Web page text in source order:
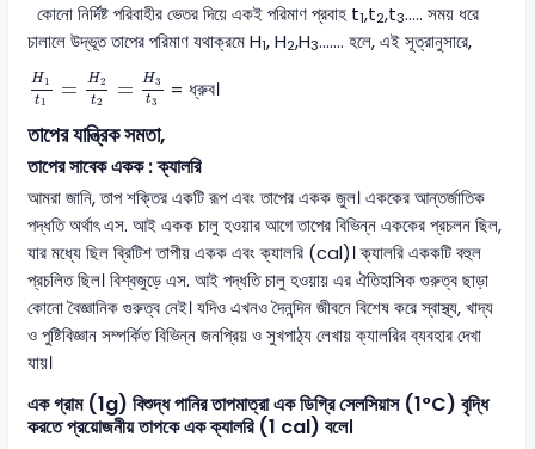
কোনো নির্দিষ্ট পরিবাহীর ভেতর দিয়ে একই পরিমাণ প্রবাহ t1,t2,t3….. সময় ধরে
চালালে উদ্ভূত তাপের পরিমাণ যথাক্রমে H1, H2,H3……. হলে, এই সূত্রানুসারে,
H1
t1
= H2
t2
= H3
t3
H1 H2 =H3
= ধ্রুব।
তাপের যান্ত্রিক সমতা,
তাপের সাবেক একক : ক্যালরি
আমরা জানি, তাপ শক্তির একটি রূপ এবং তাপের একক জুল। এককের আন্তর্জাতিক
পদ্ধতি অর্থাৎ এস. আই একক চালু হওয়ার আগে তাপের বিভিন্ন এককের প্রচলন ছিল,
যার মধ্যে ছিল ব্রিটিশ তাপীয় একক এবং ক্যালরি (cal)। ক্যালরি এককটি বহুল
প্রচলিত ছিল। বিশ্বজুড়ে এস. আই পদ্ধতি চালু হওয়ায় এর ঐতিহাসিক গুরুত্ব ছাড়া
কোনো বৈজ্ঞানিক গুরুত্ব নেই। যদিও এখনও দৈনন্দিন জীবনে বিশেষ করে স্বাস্থ্য, খাদ্য
ও পুষ্টিবিজ্ঞান সম্পর্কিত বিভিন্ন জনপ্রিয় ও সুখপাঠ্য লেখায় ক্যালরির ব্যবহার দেখা
যায়।
এক গ্রাম (1g) বিশুদ্ধ পানির তাপমাত্রা এক ডিগ্রি সেলসিয়াস (1°C) বৃদ্ধি
করতে প্রয়োজনীয় তাপকে এক ক্যালরি (1 cal) বলে।